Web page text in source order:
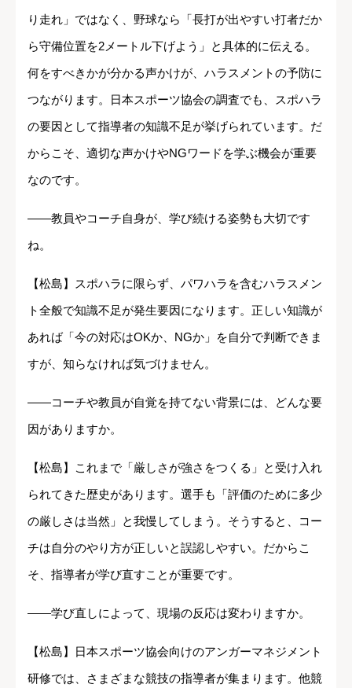
り走れ」ではなく、野球なら「長打が出やすい打者だか
ら守備位置を2メートル下げよう」と具体的に伝える。
何をすべきかが分かる声かけが、ハラスメントの予防に
つながります。日本スポーツ協会の調査でも、スポハラ
の要因として指導者の知識不足が挙げられています。だ
からこそ、適切な声かけやNGワードを学ぶ機会が重要
なのです。
――教員やコーチ自身が、学び続ける姿勢も大切です
ね。
【松島】スポハラに限らず、パワハラを含むハラスメン
ト全般で知識不足が発生要因になります。正しい知識が
あれば「今の対応はOKか、NGか」を自分で判断できま
すが、知らなければ気づけません。
――コーチや教員が自覚を持てない背景には、どんな要
因がありますか。
【松島】これまで「厳しさが強さをつくる」と受け入れ
られてきた歴史があります。選手も「評価のために多少
の厳しさは当然」と我慢してしまう。そうすると、コー
チは自分のやり方が正しいと誤認しやすい。だからこ
そ、指導者が学び直すことが重要です。
――学び直しによって、現場の反応は変わりますか。
【松島】日本スポーツ協会向けのアンガーマネジメント
研修では、さまざまな競技の指導者が集まります。他競